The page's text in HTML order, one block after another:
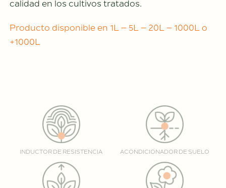
calidad en los cultivos tratados.
Producto disponible en 1L – 5L – 20L – 1000L o
+1000L
INDUCTOR DE RESISTENCIA ACONDICIONADOR DE SUELO